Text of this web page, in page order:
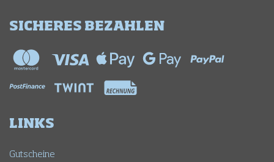
SICHERES BEZAHLEN
LINKS
Gutscheine